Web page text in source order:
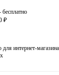
₽
для интернет-